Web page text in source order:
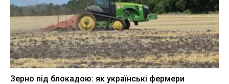
Зерно під блокадою: як українські фермери